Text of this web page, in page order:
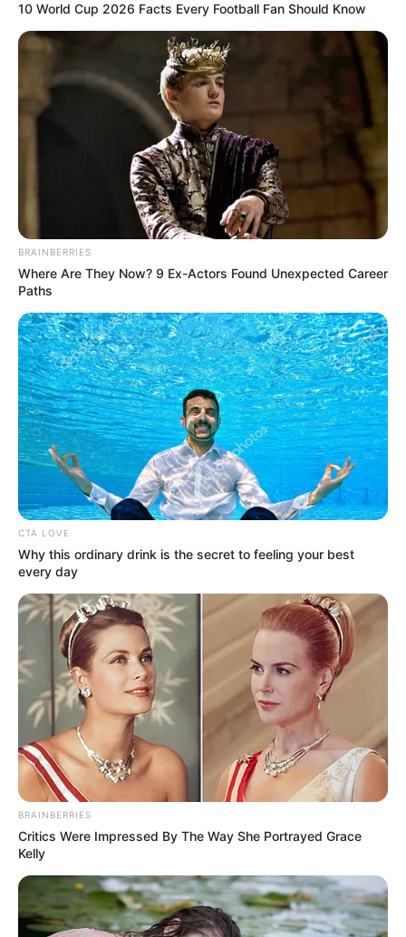
10 World Cup 2026 Facts Every Football Fan Should Know
BRAINBERRIES
Where Are They Now? 9 Ex-Actors Found Unexpected Career
Paths
CTA LOVE
Why this ordinary drink is the secret to feeling your best
every day
BRAINBERRIES
Critics Were Impressed By The Way She Portrayed Grace
Kelly